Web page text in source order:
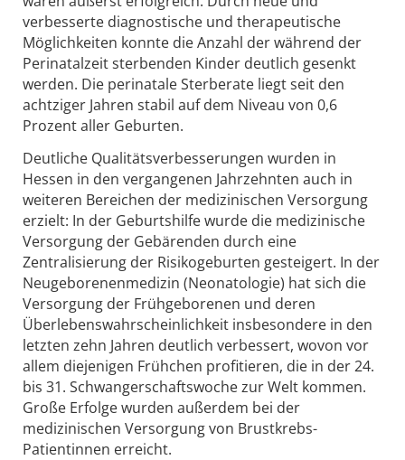
verbesserte diagnostische und therapeutische
Möglichkeiten konnte die Anzahl der während der
Perinatalzeit sterbenden Kinder deutlich gesenkt
werden. Die perinatale Sterberate liegt seit den
achtziger Jahren stabil auf dem Niveau von 0,6
Prozent aller Geburten.
Deutliche Qualitätsverbesserungen wurden in
Hessen in den vergangenen Jahrzehnten auch in
weiteren Bereichen der medizinischen Versorgung
erzielt: In der Geburtshilfe wurde die medizinische
Versorgung der Gebärenden durch eine
Zentralisierung der Risikogeburten gesteigert. In der
Neugeborenenmedizin (Neonatologie) hat sich die
Versorgung der Frühgeborenen und deren
Überlebenswahrscheinlichkeit insbesondere in den
letzten zehn Jahren deutlich verbessert, wovon vor
allem diejenigen Frühchen profitieren, die in der 24.
bis 31. Schwangerschaftswoche zur Welt kommen.
Große Erfolge wurden außerdem bei der
medizinischen Versorgung von Brustkrebs-
Patientinnen erreicht.